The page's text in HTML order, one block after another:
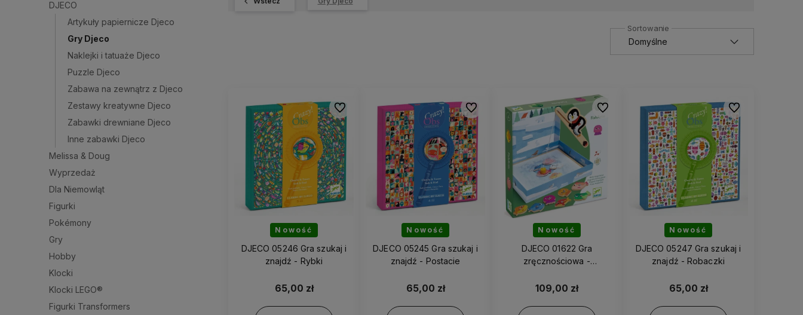
DJECO
Artykuły papiernicze Djeco
Gry Djeco
Naklejki i tatuaże Djeco
Puzzle Djeco
Zabawa na zewnątrz z Djeco
Zestawy kreatywne Djeco
Zabawki drewniane Djeco
Inne zabawki Djeco
Melissa & Doug
Wyprzedaż
Dla Niemowląt
Figurki
Pokémony
Gry
Hobby
Klocki
Klocki LEGO®
Figurki Transformers
Nowość
DJECO 05246 Gra szukaj i
znajdź - Rybki
65,00 zł
Do ulubionych
Nowość
DJECO 05245 Gra szukaj i
znajdź - Postacie
65,00 zł
Do ulubionych
Nowość
DJECO 01622 Gra
zręcznościowa -
109,00 zł
Do ulubionych
Nowość
DJECO 05247 Gra szukaj i
znajdź - Robaczki
65,00 zł
Do ulubionych